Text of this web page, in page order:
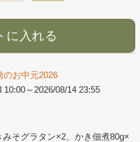
に入れる
のお中元2026
10:00～2026/08/14 23:55
そグラタン×2、かき佃煮80g×